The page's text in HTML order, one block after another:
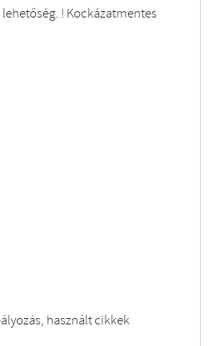
! Kockázatmentes
használt cikkek